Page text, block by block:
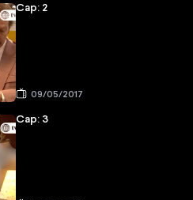
Cap: 2
09/05/2017
Cap: 3